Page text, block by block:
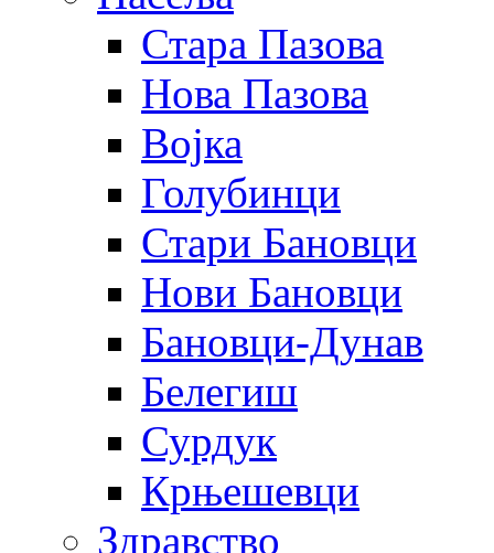
Стара Пазова
Нова Пазова
Војка
Голубинци
Стари Бановци
Нови Бановци
Бановци-Дунав
Белегиш
Сурдук
Крњешевци
Здравство